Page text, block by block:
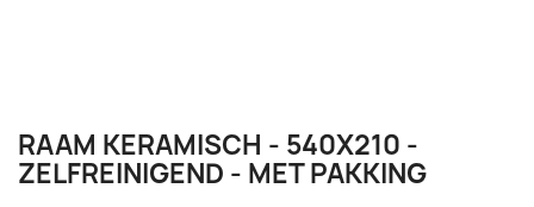
RAAM KERAMISCH - 540X210 -
ZELFREINIGEND - MET PAKKING